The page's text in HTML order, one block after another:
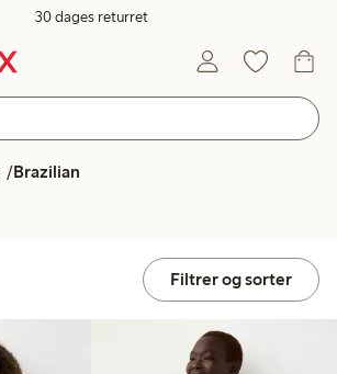
30 dages returret
Brazilian
Filtrer og sorter